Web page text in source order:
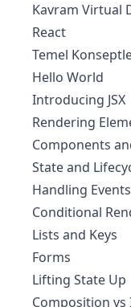
Kavram Virtual
React
Temel
Hello World
Introducing JSX
Rendering
Components
State and
Handling Events
Conditional
Lists and Keys
Forms
Lifting State Up
Composition